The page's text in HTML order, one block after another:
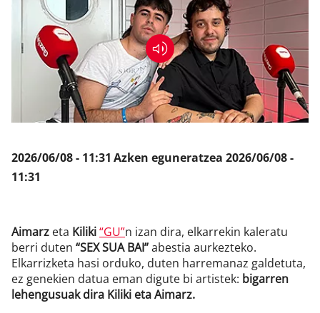
Klisk
2026/06/08 - 11:31 Azken eguneratzea 2026/06/08 -
11:31
Aimarz eta Kiliki“GU”n izan dira, elkarrekin kaleratu
berri duten “SEX SUA BAI”abestia aurkezteko.
Elkarrizketa hasi orduko, duten harremanaz galdetuta,
ez genekien datua eman digute bi artistek: bigarren
lehengusuak dira Kiliki eta Aimarz.